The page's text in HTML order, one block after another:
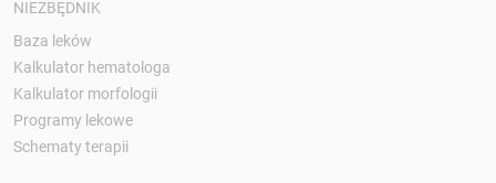
NIEZBĘDNIK
Baza leków
Kalkulator hematologa
Kalkulator morfologii
Programy lekowe
Schematy terapii